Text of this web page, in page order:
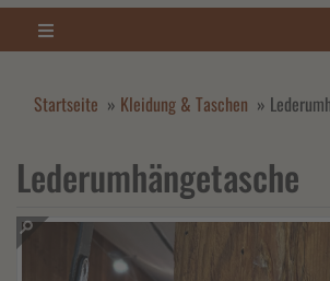
Startseite » Kleidung & Taschen »
Lederumhängetasche